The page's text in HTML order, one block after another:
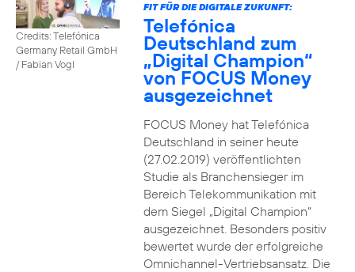
Credits: Telefónica
Germany Retail GmbH
/ Fabian Vogl
FIT FÜR DIE DIGITALE ZUKUNFT:
Telefónica
Deutschland zum
„Digital Champion“
von FOCUS Money
ausgezeichnet
FOCUS Money hat Telefónica
Deutschland in seiner heute
(27.02.2019) veröffentlichten
Studie als Branchensieger im
Bereich Telekommunikation mit
dem Siegel „Digital Champion“
ausgezeichnet. Besonders positiv
bewertet wurde der erfolgreiche
Omnichannel-Vertriebsansatz. Die